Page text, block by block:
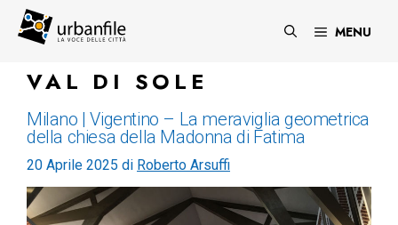
MENU
VAL DI SOLE
Milano | Vigentino – La meraviglia geometrica
della chiesa della Madonna di Fatima
20 Aprile 2025 di Roberto Arsuffi